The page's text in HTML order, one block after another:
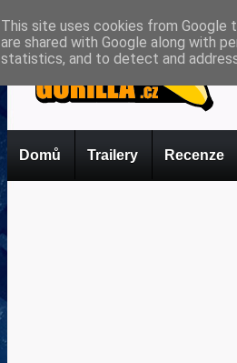
Domů Trailery Recenze
This site uses cookies from Google
are shared with Google along with
statistics, and to detect and